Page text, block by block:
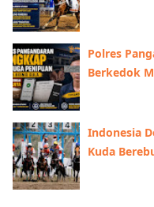
Polres
Berkedok
Indonesia
Kuda